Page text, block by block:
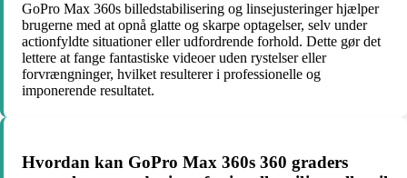
GoPro Max 360s billedstabilisering og linsejusteringer hjælper
brugerne med at opnå glatte og skarpe optagelser, selv under
actionfyldte situationer eller udfordrende forhold. Dette gør det
lettere at fange fantastiske videoer uden rystelser eller
forvrængninger, hvilket resulterer i professionelle og
imponerende resultatet.
Hvordan kan GoPro Max 360s 360 graders